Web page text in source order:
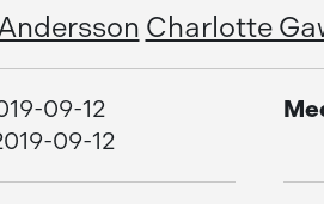
Charlotte
09-12
09-12